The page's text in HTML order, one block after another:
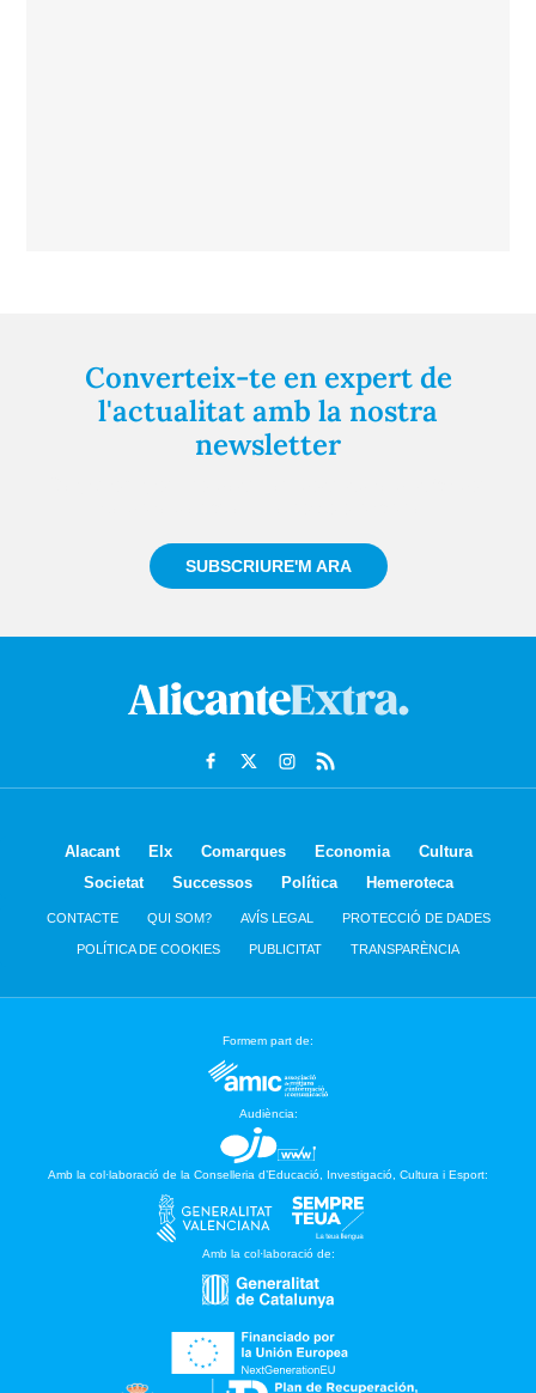
Converteix-te en expert de
l'actualitat amb la nostra
newsletter
SUBSCRIURE'M ARA
Alacant Elx Comarques Economia
Cultura
Societat
Successos Política Hemeroteca
CONTACTE QUI SOM? AVÍS LEGAL PROTECCIÓ DE DADES
POLÍTICA DE COOKIES PUBLICITAT TRANSPARÈNCIA
Formem part de:
Audiència:
Amb la col·laboració de la Conselleria d’Educació, Investigació, Cultura i Esport:
Amb la col·laboració de: